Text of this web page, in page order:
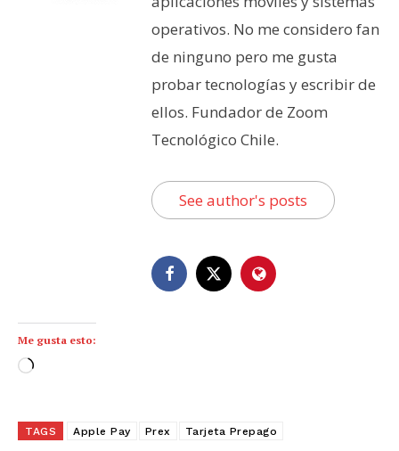
operativos. No me considero fan
de ninguno pero me gusta
probar tecnologías y escribir de
ellos. Fundador de Zoom
Tecnológico Chile.
See author's posts
Me gusta esto:
C
g
TAGS Apple Pay Prex Tarjeta Prepago